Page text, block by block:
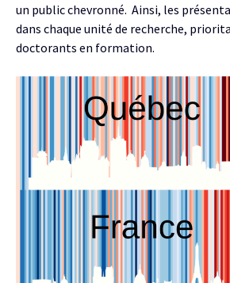
un public chevronné. Ainsi, les
dans chaque unité de recherche,
doctorants en formation.